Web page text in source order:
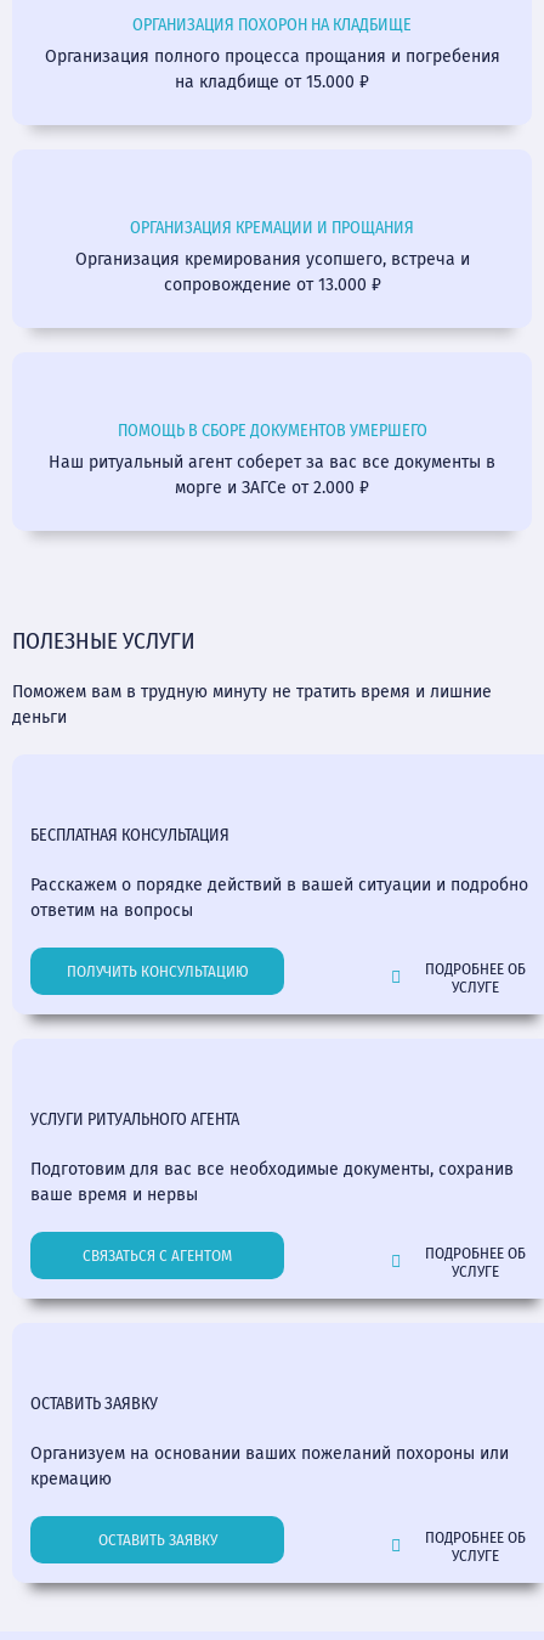
ОРГАНИЗАЦИЯ ПОХОРОН НА КЛАДБИЩЕ
Организация полного процесса прощания и погребения
на кладбище от 15.000 ₽
ОРГАНИЗАЦИЯ КРЕМАЦИИ И ПРОЩАНИЯ
Организация кремирования усопшего, встреча и
сопровождение от 13.000 ₽
ПОМОЩЬ В СБОРЕ ДОКУМЕНТОВ УМЕРШЕГО
Наш ритуальный агент соберет за вас все документы в
морге и ЗАГСе от 2.000 ₽
ПОЛЕЗНЫЕ УСЛУГИ
Поможем вам в трудную минуту не тратить время и лишние
деньги
БЕСПЛАТНАЯ КОНСУЛЬТАЦИЯ
Расскажем о порядке действий в вашей ситуации и подробно
ответим на вопросы
ПОЛУЧИТЬ КОНСУЛЬТАЦИЮ
ПОДРОБНЕЕ ОБ
УСЛУГЕ
УСЛУГИ РИТУАЛЬНОГО АГЕНТА
Подготовим для вас все необходимые документы, сохранив
ваше время и нервы
СВЯЗАТЬСЯ С АГЕНТОМ
ПОДРОБНЕЕ ОБ
УСЛУГЕ
ОСТАВИТЬ ЗАЯВКУ
Организуем на основании ваших пожеланий похороны или
кремацию
ОСТАВИТЬ ЗАЯВКУ
ПОДРОБНЕЕ ОБ
УСЛУГЕ